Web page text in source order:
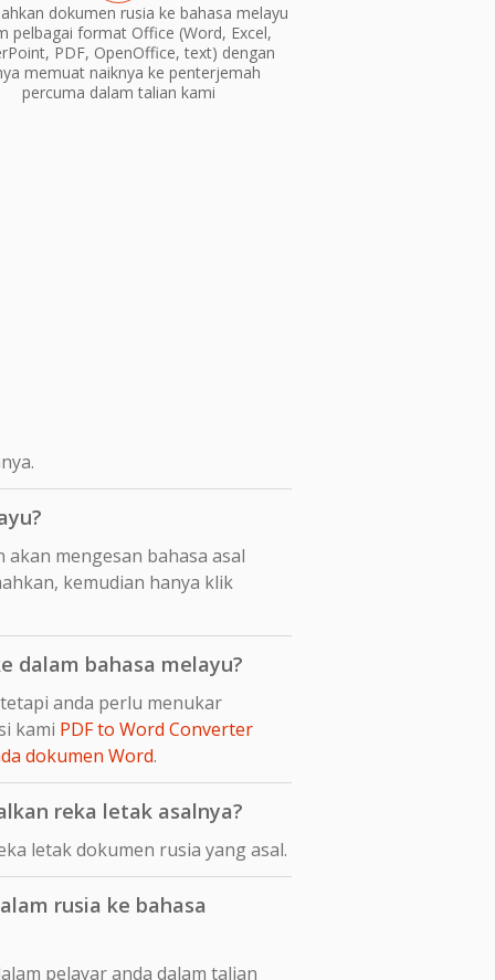
dokumen rusia ke bahasa melayu
pelbagai format Office (Word, Excel,
PDF, OpenOffice, text) dengan
memuat naiknya ke penterjemah
percuma dalam talian kami
mengesan bahasa asal
kemudian hanya klik
dalam bahasa melayu?
anda perlu menukar
kami PDF to Word Converter
dokumen Word.
reka letak asalnya?
letak dokumen rusia yang asal.
rusia ke bahasa
pelayar anda dalam talian